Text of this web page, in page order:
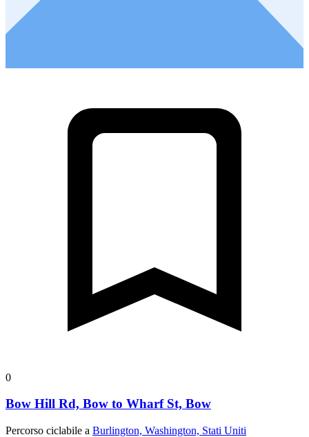
0
Bow Hill Rd, Bow to Wharf St, Bow
Percorso ciclabile a Burlington, Washington, Stati Uniti